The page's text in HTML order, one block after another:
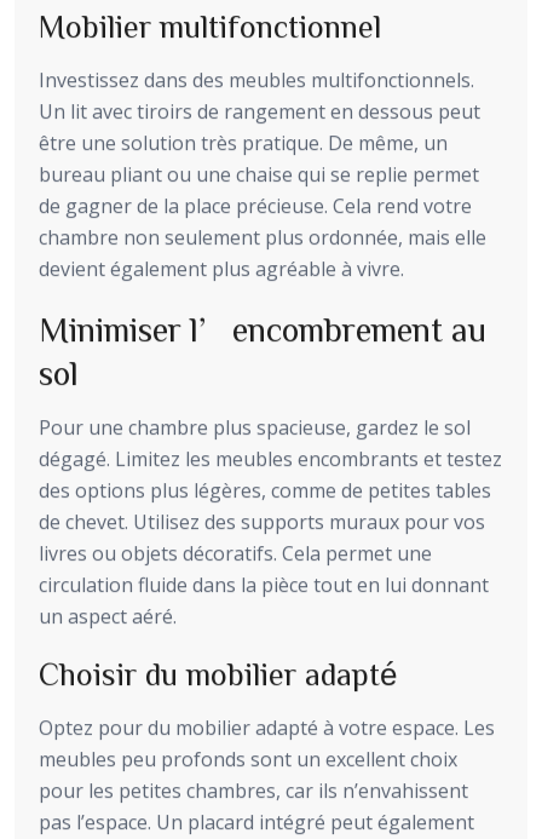
Mobilier multifonctionnel
Investissez dans des meubles multifonctionnels.
Un lit avec tiroirs de rangement en dessous peut
être une solution très pratique. De même, un
bureau pliant ou une chaise qui se replie permet
de gagner de la place précieuse. Cela rend votre
chambre non seulement plus ordonnée, mais elle
devient également plus agréable à vivre.
Minimiser l’encombrement au
sol
Pour une chambre plus spacieuse, gardez le sol
dégagé. Limitez les meubles encombrants et testez
des options plus légères, comme de petites tables
de chevet. Utilisez des supports muraux pour vos
livres ou objets décoratifs. Cela permet une
circulation fluide dans la pièce tout en lui donnant
un aspect aéré.
Choisir du mobilier adapté
Optez pour du mobilier adapté à votre espace. Les
meubles peu profonds sont un excellent choix
pour les petites chambres, car ils n’envahissent
pas l’espace. Un placard intégré peut également